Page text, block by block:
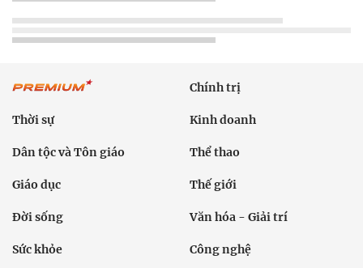
Chính trị
Thời sự Kinh doanh
Dân tộc và Tôn giáo Thể thao
Giáo dục Thế giới
Đời sống Văn hóa - Giải trí
Sức khỏe Công nghệ